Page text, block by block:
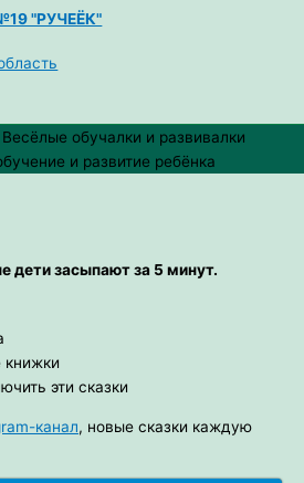
"РУЧЕЁК"
Весёлые обучалки и развивалки
и развитие ребёнка
дети засыпают за 5 минут.
книжки
эти сказки
канал, новые сказки каждую